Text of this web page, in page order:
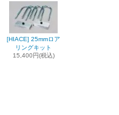
[HIACE] 25mmロア
リングキット
15,400円(税込)